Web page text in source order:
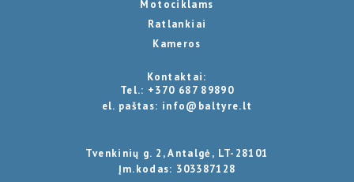
Motociklams
Ratlankiai
Kameros
Kontaktai:
Tel.: +370 687 89890
el. paštas: info@baltyre.lt
Tvenkinių g. 2, Antalgė, LT-28101
Įm.kodas: 303387128